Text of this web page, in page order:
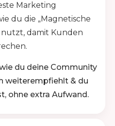
Marketing
du die „Magnetische
damit Kunden
du deine Community
weiterempfiehlt & du
ohne extra Aufwand.